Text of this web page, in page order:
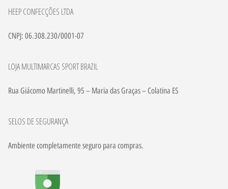
HEEP CONFECÇÕES LTDA
CNPJ: 06.308.230/0001-07
LOJA MULTIMARCAS SPORT BRAZIL
Rua Giácomo Martinelli, 95 – Maria das Graças – Colatina ES
SELOS DE SEGURANÇA
Ambiente completamente seguro para compras.